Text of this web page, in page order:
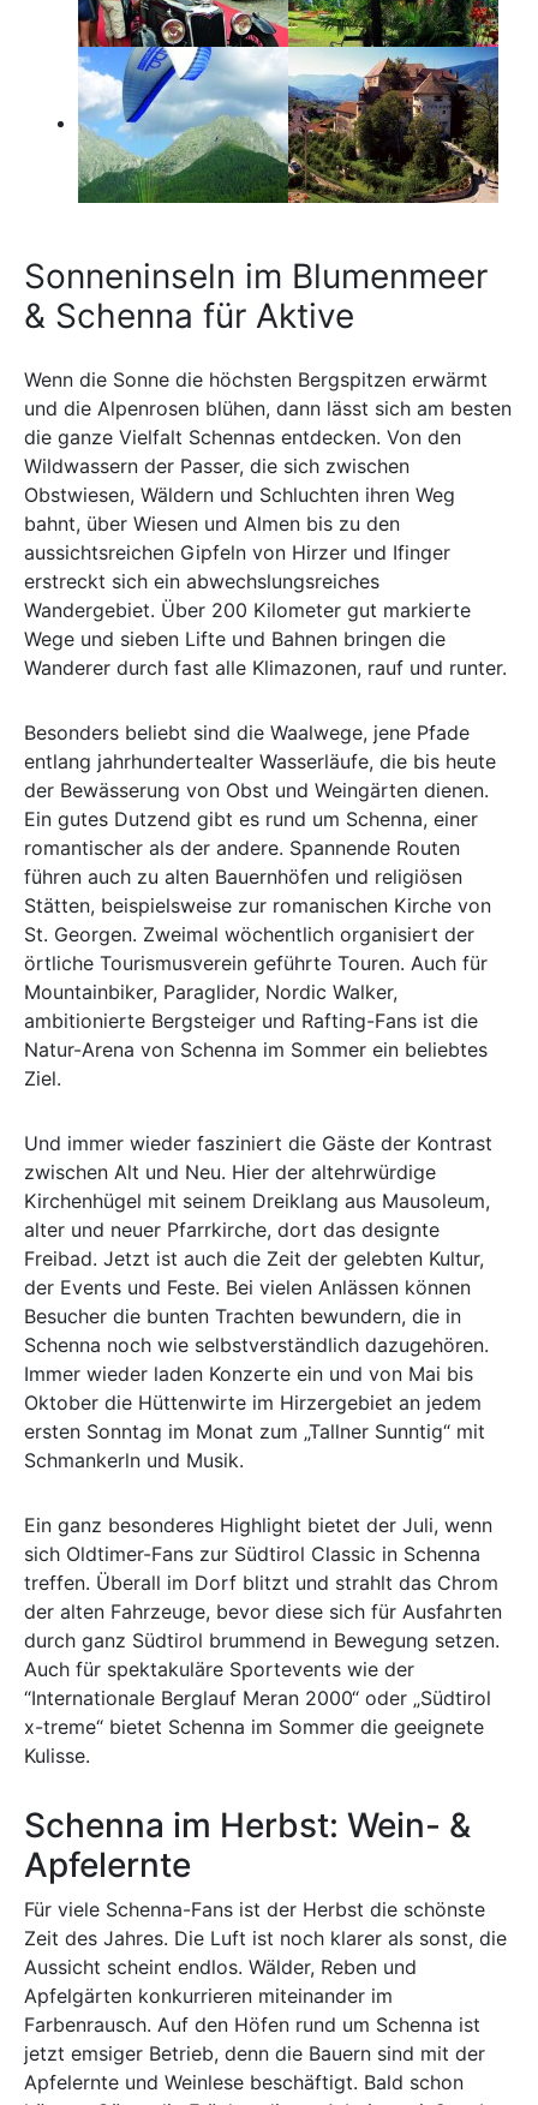
Sonneninseln im Blumenmeer
& Schenna für Aktive
Wenn die Sonne die höchsten Bergspitzen erwärmt
und die Alpenrosen blühen, dann lässt sich am besten
die ganze Vielfalt Schennas entdecken. Von den
Wildwassern der Passer, die sich zwischen
Obstwiesen, Wäldern und Schluchten ihren Weg
bahnt, über Wiesen und Almen bis zu den
aussichtsreichen Gipfeln von Hirzer und Ifinger
erstreckt sich ein abwechslungsreiches
Wandergebiet. Über 200 Kilometer gut markierte
Wege und sieben Lifte und Bahnen bringen die
Wanderer durch fast alle Klimazonen, rauf und runter.
Besonders beliebt sind die Waalwege, jene Pfade
entlang jahrhundertealter Wasserläufe, die bis heute
der Bewässerung von Obst und Weingärten dienen.
Ein gutes Dutzend gibt es rund um Schenna, einer
romantischer als der andere. Spannende Routen
führen auch zu alten Bauernhöfen und religiösen
Stätten, beispielsweise zur romanischen Kirche von
St. Georgen. Zweimal wöchentlich organisiert der
örtliche Tourismusverein geführte Touren. Auch für
Mountainbiker, Paraglider, Nordic Walker,
ambitionierte Bergsteiger und Rafting-Fans ist die
Natur-Arena von Schenna im Sommer ein beliebtes
Ziel.
Und immer wieder fasziniert die Gäste der Kontrast
zwischen Alt und Neu. Hier der altehrwürdige
Kirchenhügel mit seinem Dreiklang aus Mausoleum,
alter und neuer Pfarrkirche, dort das designte
Freibad. Jetzt ist auch die Zeit der gelebten Kultur,
der Events und Feste. Bei vielen Anlässen können
Besucher die bunten Trachten bewundern, die in
Schenna noch wie selbstverständlich dazugehören.
Immer wieder laden Konzerte ein und von Mai bis
Oktober die Hüttenwirte im Hirzergebiet an jedem
ersten Sonntag im Monat zum „Tallner Sunntig“ mit
Schmankerln und Musik.
Ein ganz besonderes Highlight bietet der Juli, wenn
sich Oldtimer-Fans zur Südtirol Classic in Schenna
treffen. Überall im Dorf blitzt und strahlt das Chrom
der alten Fahrzeuge, bevor diese sich für Ausfahrten
durch ganz Südtirol brummend in Bewegung setzen.
Auch für spektakuläre Sportevents wie der
“Internationale Berglauf Meran 2000“ oder „Südtirol
x-treme“ bietet Schenna im Sommer die geeignete
Kulisse.
Schenna im Herbst: Wein- &
Apfelernte
Für viele Schenna-Fans ist der Herbst die schönste
Zeit des Jahres. Die Luft ist noch klarer als sonst, die
Aussicht scheint endlos. Wälder, Reben und
Apfelgärten konkurrieren miteinander im
Farbenrausch. Auf den Höfen rund um Schenna ist
jetzt emsiger Betrieb, denn die Bauern sind mit der
Apfelernte und Weinlese beschäftigt. Bald schon